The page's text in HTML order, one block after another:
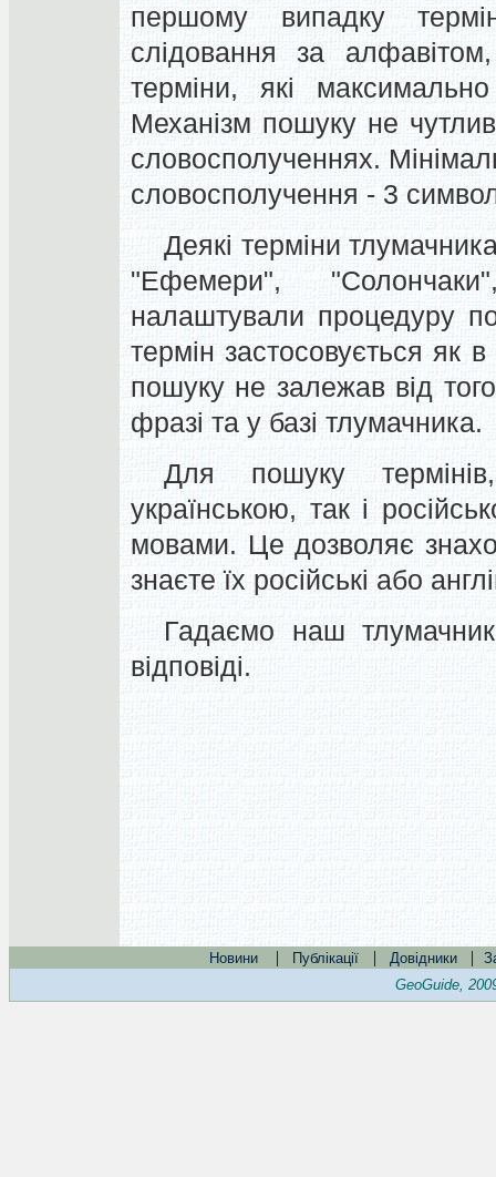
першому випадку
слідовання за
терміни, які
Механізм пошуку не
словосполученнях.
словосполучення - 3
Деякі терміни
"Ефемери",
налаштували процедуру
термін застосовується як
пошуку не залежав від
фразі та у базі тлумачника.
Для пошуку
українською, так і
мовами. Це дозволяє
знаєте їх російські або
Гадаємо наш
відповіді.
Новини | Публікації | Довідники |
GeoGuide,